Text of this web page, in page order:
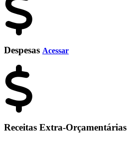
Despesas Acessar
Receitas Extra-Orçamentárias